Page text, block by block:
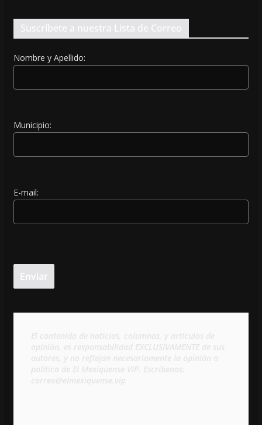
Suscríbete a nuestra Lista de Correo
Nombre y Apellido:
Municipio:
E-mail: